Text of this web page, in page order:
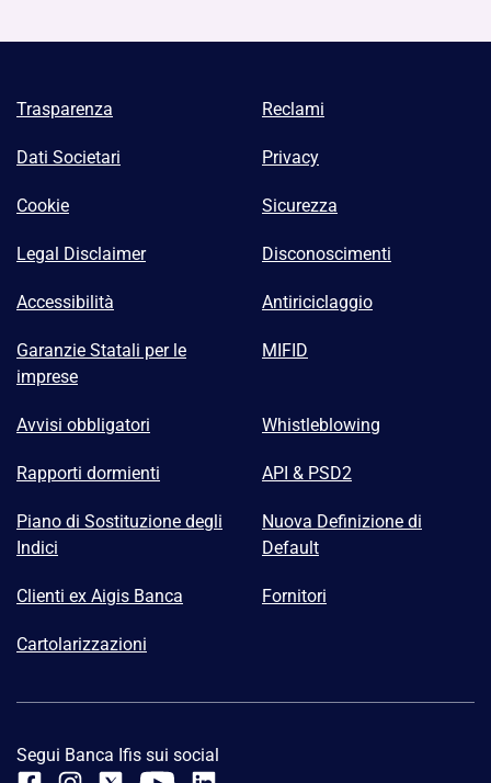
Trasparenza Reclami
Dati Societari Privacy
Cookie Sicurezza
Legal Disclaimer Disconoscimenti
Accessibilità Antiriciclaggio
Garanzie Statali per le
imprese
MIFID
Avvisi obbligatori Whistleblowing
Rapporti dormienti API & PSD2
Piano di Sostituzione degli
Indici
Nuova Definizione di
Default
Clienti ex Aigis Banca Fornitori
Cartolarizzazioni
Segui Banca Ifis sui social